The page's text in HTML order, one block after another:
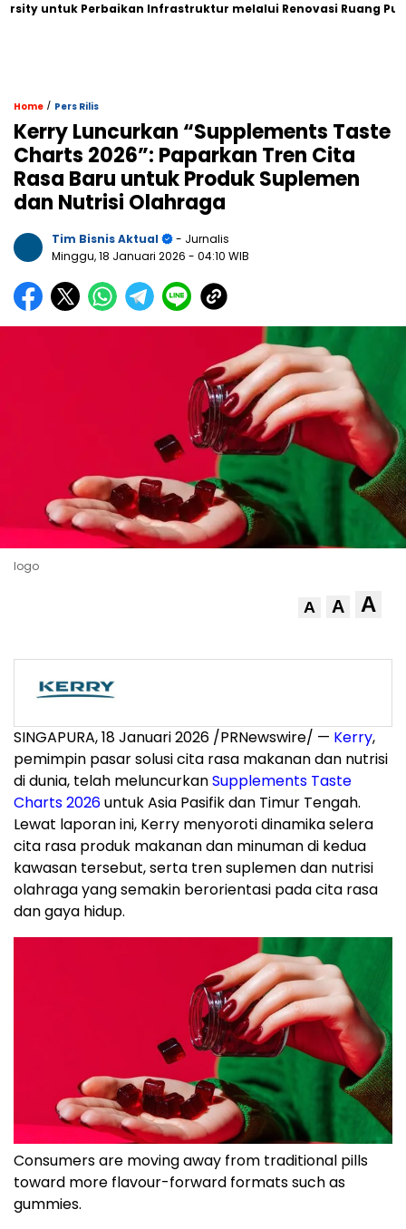
untuk Perbaikan Infrastruktur melalui Renovasi Ruang Publik
Home / Pers Rilis
Kerry Luncurkan “Supplements Taste
Charts 2026”: Paparkan Tren Cita
Rasa Baru untuk Produk Suplemen
dan Nutrisi Olahraga
Tim Bisnis Aktual
- Jurnalis
Minggu, 18 Januari 2026 - 04:10 WIB
logo
A A A
SINGAPURA, 18 Januari 2026 /PRNewswire/ — Kerry,
pemimpin pasar solusi cita rasa makanan dan nutrisi
di dunia, telah meluncurkanSupplements Taste
Charts 2026untuk Asia Pasifik dan Timur Tengah.
Lewat laporan ini, Kerry menyoroti dinamika selera
cita rasa produk makanan dan minuman di kedua
kawasan tersebut, serta tren suplemen dan nutrisi
olahraga yang semakin berorientasi pada cita rasa
dan gaya hidup.
Consumers are moving away from traditional pills
toward more flavour-forward formats such as
gummies.